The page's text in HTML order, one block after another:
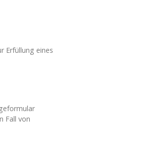
Erfüllung eines
Fall von